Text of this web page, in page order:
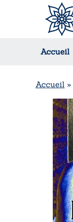
Accueil
Accueil »